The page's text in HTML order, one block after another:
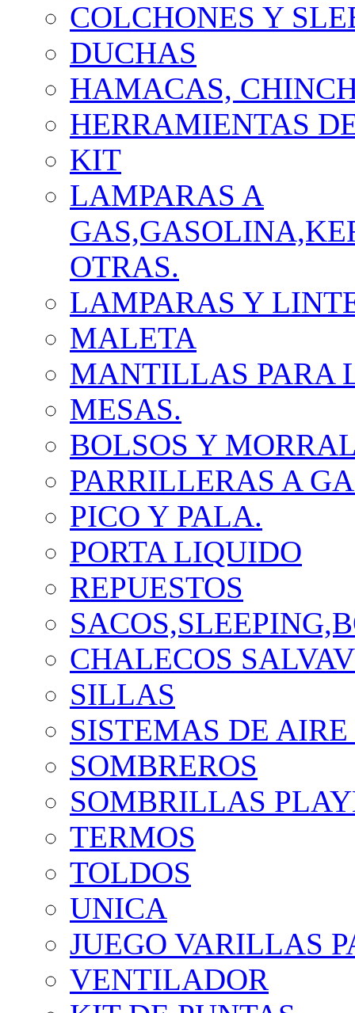
COLCHONES Y
DUCHAS
HAMACAS,
HERRAMIENTAS
KIT
LAMPARAS A
OTRAS.
LAMPARAS Y
MALETA
MANTILLAS PARA
MESAS.
BOLSOS Y
PARRILLERAS A
PICO Y PALA.
PORTA LIQUIDO
REPUESTOS
CHALECOS
SILLAS
SISTEMAS DE
SOMBREROS
SOMBRILLAS
TERMOS
TOLDOS
UNICA
JUEGO VARILLAS
VENTILADOR